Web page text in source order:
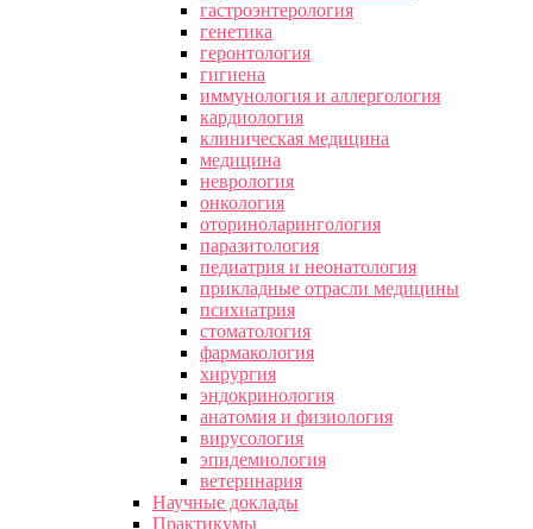
гастроэнтерология
генетика
геронтология
гигиена
иммунология и аллергология
кардиология
клиническая медицина
медицина
неврология
онкология
оториноларингология
паразитология
педиатрия и неонатология
прикладные отрасли медицины
психиатрия
стоматология
фармакология
хирургия
эндокринология
анатомия и физиология
вирусология
эпидемиология
ветеринария
Научные доклады
Практикумы